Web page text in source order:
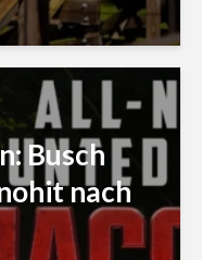
Busch
nach